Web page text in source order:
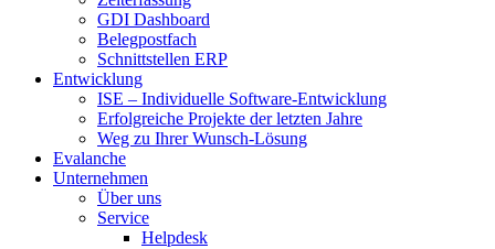
GDI Dashboard
Belegpostfach
Schnittstellen ERP
Entwicklung
ISE – Individuelle Software-Entwicklung
Erfolgreiche Projekte der letzten Jahre
Weg zu Ihrer Wunsch-Lösung
Evalanche
Unternehmen
Über uns
Service
Helpdesk